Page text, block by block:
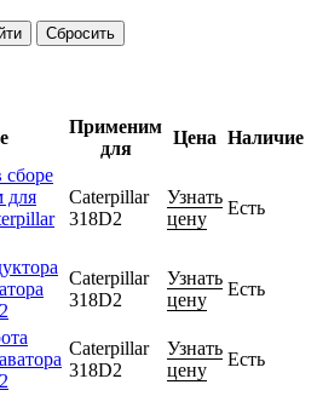
Применим
для
Цена Наличие
сборе
для
Caterpillar
318D2
Узнать
цену
Есть
Caterpillar
318D2
Узнать
цену
Есть
Caterpillar
318D2
Узнать
цену
Есть